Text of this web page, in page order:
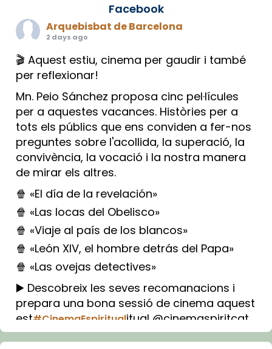
Facebook
Arquebisbat de Barcelona
2 days ago
🎬 Aquest estiu, cinema per gaudir i també
per reflexionar!
Mn. Peio Sánchez proposa cinc pel·lícules
per a aquestes vacances. Històries per a
tots els públics que ens conviden a fer-nos
preguntes sobre l'acollida, la superació, la
convivència, la vocació i la nostra manera
de mirar els altres.
🍿 «El día de la revelación»
🍿 «Las locas del Obelisco»
🍿 «Viaje al país de los blancos»
🍿 «León XIV, el hombre detrás del Papa»
🍿 «Las ovejas detectives»
▶️ Descobreix les seves recomanacions i
prepara una bona sessió de cinema aquest
est#CinemaEspiritualitual @cinemaspiritcat
Imatge: Generada amb IA (OpenAI)